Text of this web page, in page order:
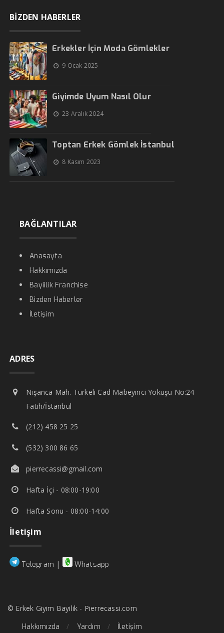
BİZDEN HABERLER
Erkekler İçin Moda Gömlekler
9 Ocak 2025
Giyimde Uyum Nasıl Olur
23 Aralık 2024
Toptan Erkek Gömlek İstanbul
8 Kasım 2023
BAĞLANTILAR
Anasayfa
Hakkımızda
Bayiilik Franchise
Bizden Haberler
İletişim
ADRES
Nişanca Mah. Türkeli Cad Mabeyinci Yokuşu No:24
Fatih/İstanbul
(212) 458 25 25
(532) 300 86 65
pierrecassi@gmail.com
Hafta İçi - 08:00-19:00
Hafta Sonu - 08:00-14:00
İletişim
Telegram | Whatsapp
© Erkek Giyim Bayilik - Pierrecassi.com
Hakkımızda
Yardım İletişim